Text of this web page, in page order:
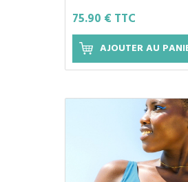
Bleu - PLIM -
75.90 € TTC
AJOUTER AU